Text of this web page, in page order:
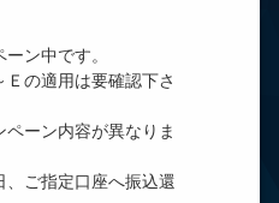
ン中です。
の適用は要確認下さ
ーン内容が異なりま
ご指定口座へ振込還